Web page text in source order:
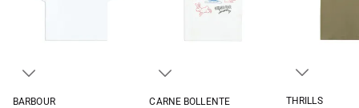
BARBOUR
CARNE BOLLENTE
THRILLS